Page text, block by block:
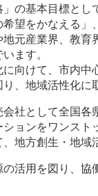
の基本目標と
望をかなえる
元産業界、教
ます。
向けて、市内
、地域活性化に
社として全国
ョンをワンス
地方創生・地域
活用を図り、